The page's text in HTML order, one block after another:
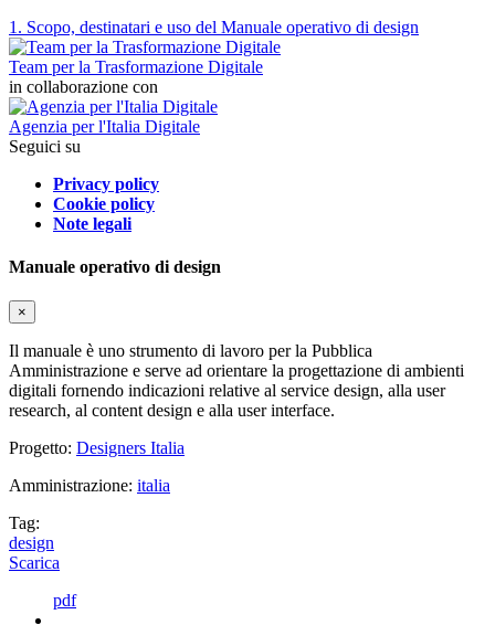
1. Scopo, destinatari e uso del Manuale operativo di design
Team per la Trasformazione Digitale
in collaborazione con
Agenzia per l'Italia Digitale
Seguici su
Privacy policy
Cookie policy
Note legali
Manuale operativo di design
×
Il manuale è uno strumento di lavoro per la Pubblica
Amministrazione e serve ad orientare la progettazione di ambienti
digitali fornendo indicazioni relative al service design, alla user
research, al content design e alla user interface.
Progetto: Designers Italia
Amministrazione: italia
Tag:
design
Scarica
pdf